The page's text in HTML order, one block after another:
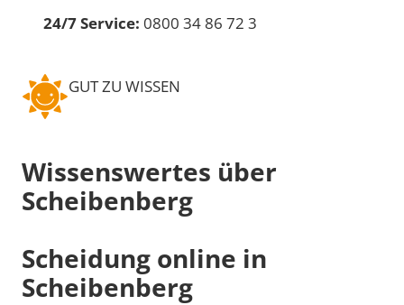
24/7 Service: 0800 34 86 72 3
GUT ZU WISSEN
Wissenswertes über
Scheibenberg
Scheidung online in
Scheibenberg